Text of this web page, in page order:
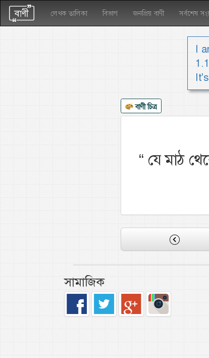
লেখক তালিকা বিভাগ জনপ্রিয় বাণী সর্বশেষ
I
বাণী চিত্র
“ যে মাঠ
সামাজিক